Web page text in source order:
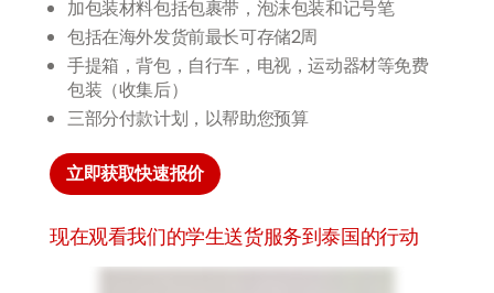
加包装材料包括包裹带，泡沫包装和记号笔
包括在海外发货前最长可存储2周
手提箱，背包，自行车，电视，运动器材等免费
包装（收集后）
三部分付款计划，以帮助您预算
立即获取快速报价
现在观看我们的学生送货服务到泰国的行动